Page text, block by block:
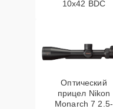
10x42 BDC
Оптический
прицел Nikon
Monarch 7 2.5-